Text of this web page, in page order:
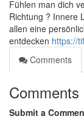
Fühlen man dich
Richtung ? Innere
allen eine
entdecken https://
Comments
Comments
Submit a